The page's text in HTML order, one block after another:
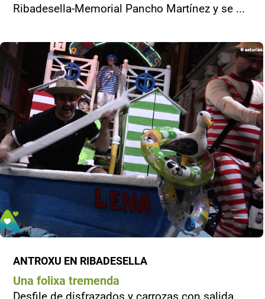
Ribadesella-Memorial Pancho Martínez y se ...
ANTROXU EN RIBADESELLA
Una folixa tremenda